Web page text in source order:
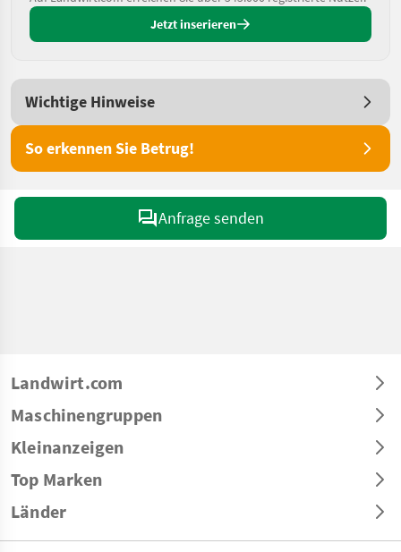
Jetzt inserieren
Wichtige Hinweise
So erkennen Sie Betrug!
Anfrage senden
Landwirt.com
Maschinengruppen
Kleinanzeigen
Top Marken
Länder